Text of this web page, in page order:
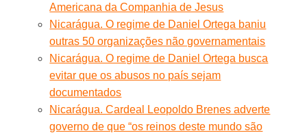
Americana da Companhia de Jesus
Nicarágua. O regime de Daniel Ortega baniu
outras 50 organizações não governamentais
Nicarágua. O regime de Daniel Ortega busca
evitar que os abusos no país sejam
documentados
Nicarágua. Cardeal Leopoldo Brenes adverte
governo de que “os reinos deste mundo são